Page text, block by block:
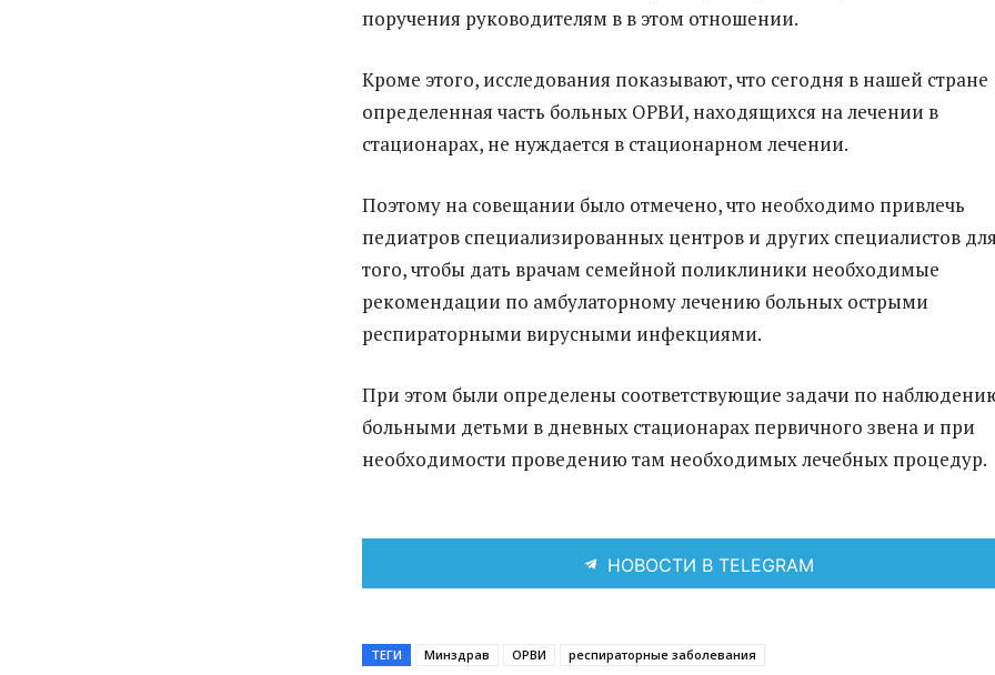
поручения руководителям в в этом отношении.
Кроме этого, исследования показывают, что сегодня в нашей стране
определенная часть больных ОРВИ, находящихся на лечении в
стационарах, не нуждается в стационарном лечении.
Поэтому на совещании было отмечено, что необходимо привлечь
педиатров специализированных центров и других специалистов для
того, чтобы дать врачам семейной поликлиники необходимые
рекомендации по амбулаторному лечению больных острыми
респираторными вирусными инфекциями.
При этом были определены соответствующие задачи по
больными детьми в дневных стационарах первичного звена и при
необходимости проведению там необходимых лечебных процедур.
НОВОСТИ В TELEGRAM
ТЕГИ Минздрав ОРВИ респираторные заболевания